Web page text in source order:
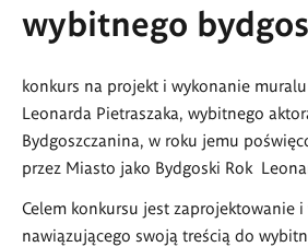
wybitnego
konkurs na projekt i wykonanie
Leonarda Pietraszaka, wybitnego
Bydgoszczanina, w roku jemu
przez Miasto jako Bydgoski Rok
Celem konkursu jest zaprojektowanie
nawiązującego swoją treścią do